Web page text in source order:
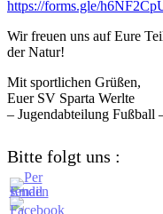
https://forms.gle/
Wir freuen uns auf Eure
der Natur!
Mit sportlichen Grüßen,
Euer SV Sparta Werlte
– Jugendabteilung Fußball
Bitte folgt uns :